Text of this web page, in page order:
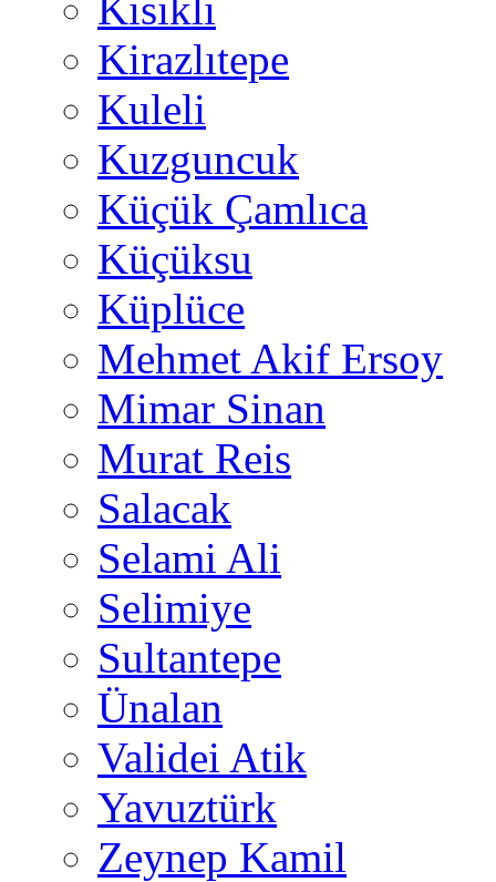
Kirazlıtepe
Kuleli
Kuzguncuk
Küçük Çamlıca
Küçüksu
Küplüce
Mehmet Akif Ersoy
Mimar Sinan
Murat Reis
Salacak
Selami Ali
Selimiye
Sultantepe
Ünalan
Validei Atik
Yavuztürk
Zeynep Kamil